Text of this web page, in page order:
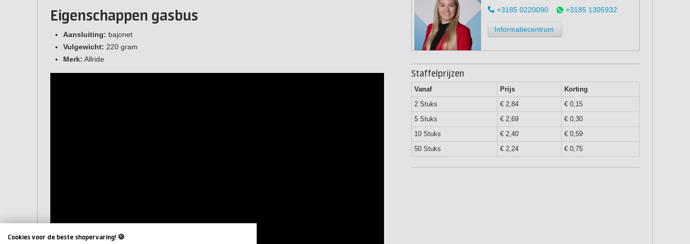
Eigenschappen gasbus
Aansluiting: bajonet
Vulgewicht: 220 gram
Merk: Allride
+3185 0220090 +3185 1305932
Informatiecentrum
Staffelprijzen
Vanaf Prijs
Korting
2 Stuks
€ 2,84
€ 0,15
5 Stuks
€ 2,69
€ 0,30
10 Stuks
€ 2,40
€ 0,59
50 Stuks
€ 2,24 € 0,75
Cookies voor de beste shopervaring! 🍪